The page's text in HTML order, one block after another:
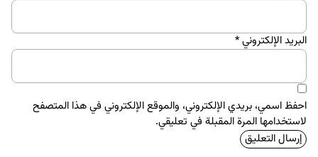
البريد الإلكتروني*
احفظ اسمي، بريدي الإلكتروني، والموقع الإلكتروني في هذا المتصفح
لاستخدامها المرة المقبلة في تعليقي.